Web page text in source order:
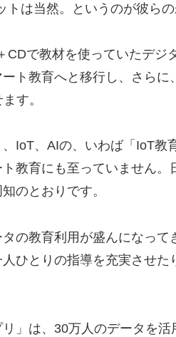
トは当然。というのが彼らの
CDで教材を使っていたデジ
ト教育へと移行し、さらに
す。
IoT、AIの、いわば「IoT教
教育にも至っていません
のとおりです。
の教育利用が盛んになって
ひとりの指導を充実させ
」は、30万人のデータを